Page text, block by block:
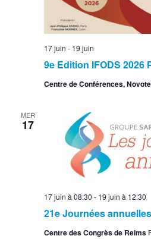
9e Edition IFODS 2026
17 juin - 19 juin
Centre de Conférences,
MER
17
21e Journées
17 juin à 08:30 - 19 juin à 12:30
Centre des Congrès de Reims